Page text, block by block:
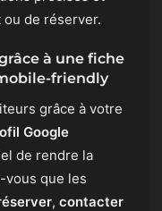
de réserver.
à une fiche
friendly
grâce à votre
Google
de rendre la
vous que les
, contacter